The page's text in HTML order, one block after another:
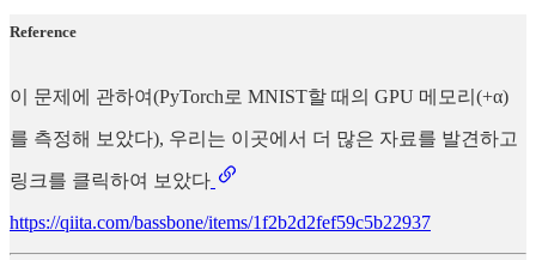
Reference
이 문제에 관하여(PyTorch로 MNIST할 때의 GPU 메모리(+α)
를 측정해 보았다), 우리는 이곳에서 더 많은 자료를 발견하고
링크를 클릭하여 보았다
https://qiita.com/bassbone/items/1f2b2d2fef59c5b22937